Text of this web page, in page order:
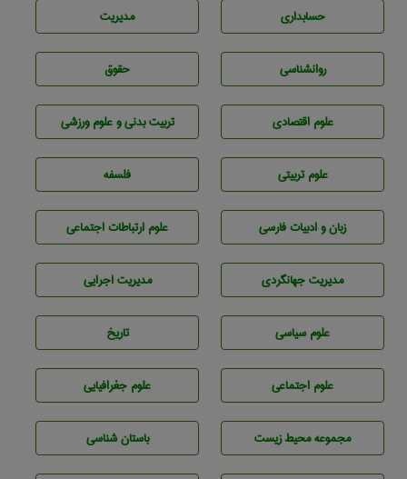
حسابداری مديريت
روانشناسی حقوق
علوم اقتصادی تربيت بدنی و علوم ورزشی
علوم تربيتی فلسفه
زبان و ادبيات فارسی علوم ارتباطات اجتماعی
مديريت جهانگردی مديريت اجرايی
علوم سياسی تاريخ
علوم اجتماعی علوم جغرافيايی
مجموعه محيط زيست باستان شناسی